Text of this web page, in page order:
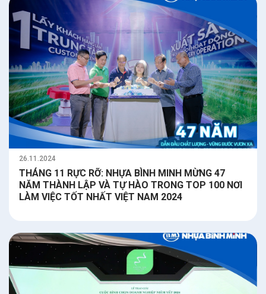
26.11.2024
THÁNG 11 RỰC RỠ: NHỰA BÌNH MINH MỪNG 47
NĂM THÀNH LẬP VÀ TỰ HÀO TRONG TOP 100 NƠI
LÀM VIỆC TỐT NHẤT VIỆT NAM 2024